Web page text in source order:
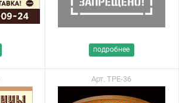
подробнее
Арт. ТРЕ-36